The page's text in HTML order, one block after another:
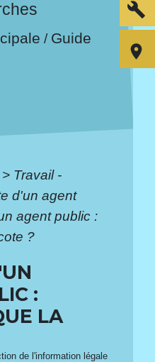
/ Guide
> Travail -
d'un agent
agent public :
?
:
LA
de l'information légale
build
room